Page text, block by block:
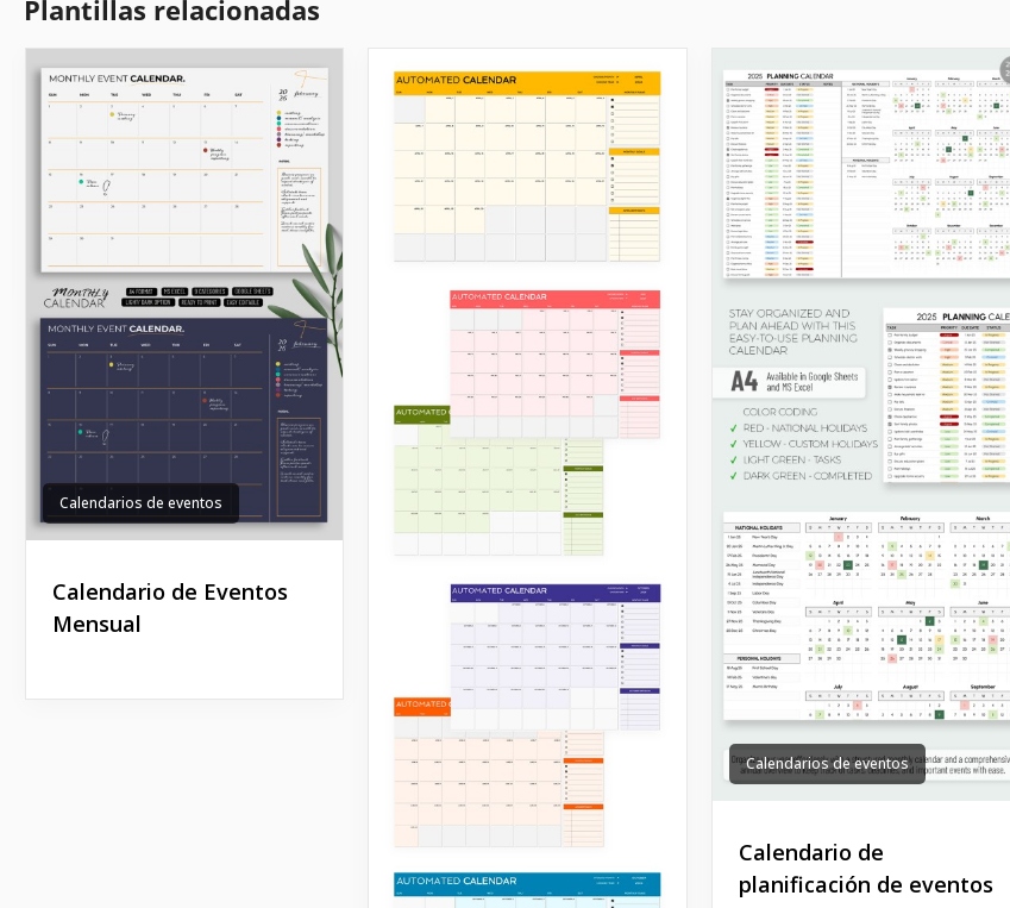
Plantillas relacionadas
Calendarios de eventos
Calendario de Eventos
Mensual
Calendarios de eventos
Calendario de
planificación de eventos